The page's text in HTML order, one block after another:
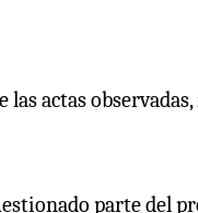
actas
parte del